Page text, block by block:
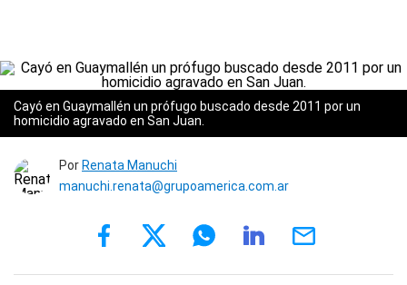
Cayó en Guaymallén un prófugo buscado desde 2011 por un
homicidio agravado en San Juan.
Por Renata Manuchi
manuchi.renata@grupoamerica.com.ar